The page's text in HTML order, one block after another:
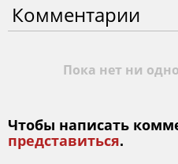
Комментарии
Пока нет ни
Чтобы написать
представиться.